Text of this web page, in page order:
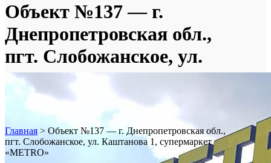
Объект №137 — г.
Днепропетровская обл.,
пгт. Слобожанское, ул.
Каштанова 1, супермаркет
«METRO»
Главная > Объект №137 — г. Днепропетровская обл.,
пгт. Слобожанское, ул. Каштанова 1, супермаркет
«METRO»